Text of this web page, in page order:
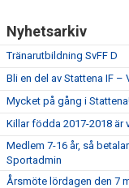
Nyhetsarkiv
Tränarutbildning SvFF D
Bli en del av Stattena IF –
Mycket på gång i Stattena!
Killar födda 2017-2018 är
Medlem 7-16 år, så
Sportadmin
Årsmöte lördagen den 7